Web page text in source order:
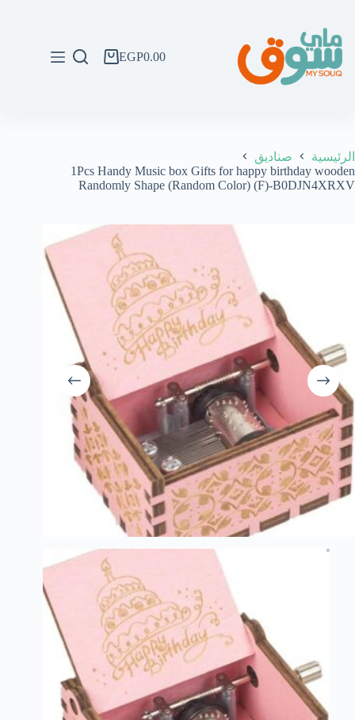
المحتوى
عربةEGP0.00
الرئيسية
صناديق
1Pcs Handy Music box Gifts for happy birthday wooden
Randomly Shape (Random Color) (F)-B0DJN4XRXV